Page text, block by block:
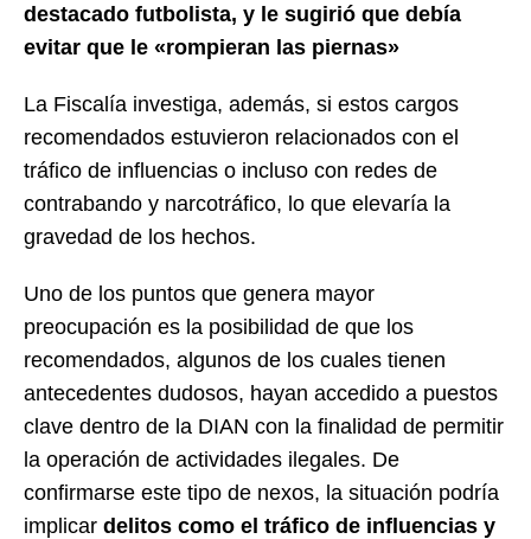
destacado futbolista, y le sugirió que debía
evitar que le «rompieran las piernas»
La Fiscalía investiga, además, si estos cargos
recomendados estuvieron relacionados con el
tráfico de influencias o incluso con redes de
contrabando y narcotráfico, lo que elevaría la
gravedad de los hechos.
Uno de los puntos que genera mayor
preocupación es la posibilidad de que los
recomendados, algunos de los cuales tienen
antecedentes dudosos, hayan accedido a puestos
clave dentro de la DIAN con la finalidad de permitir
la operación de actividades ilegales. De
confirmarse este tipo de nexos, la situación podría
implicar delitos como el tráfico de influencias y